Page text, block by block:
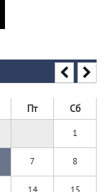
Пт Сб
1
7 8
14 15